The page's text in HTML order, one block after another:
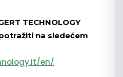
TECHNOLOGY
na sledećem
en/